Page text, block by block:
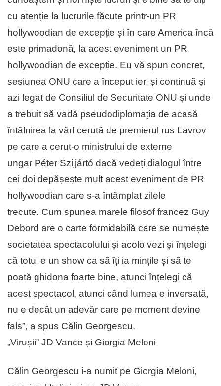
cu atenție la lucrurile făcute printr-un PR
hollywoodian de excepție și în care America încă
este primadonă, la acest eveniment un PR
hollywoodian de excepție. Eu vă spun concret,
sesiunea ONU care a început ieri și continuă și
azi legat de Consiliul de Securitate ONU și unde
a trebuit să vadă pseudodiplomația de acasă
întâlnirea la vârf cerută de premierul rus Lavrov
pe care a cerut-o ministrului de externe
ungar Péter Szijjártó dacă vedeți dialogul între
cei doi depășește mult acest eveniment de PR
hollywoodian care s-a întâmplat zilele
trecute. Cum spunea marele filosof francez Guy
Debord are o carte formidabilă care se numește
societatea spectacolului și acolo vezi și înțelegi
că totul e un show ca să îți ia mințile și să te
poată ghidona foarte bine, atunci înțelegi că
acest spectacol, atunci când lumea e inversată,
nu e decât un adevăr care pe moment devine
fals”, a spus Călin Georgescu.
„Virușii” JD Vance și Giorgia Meloni
Călin Georgescu i-a numit pe Giorgia Meloni,